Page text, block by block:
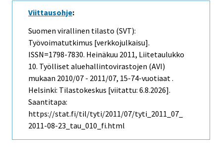
Viittausohje:
Suomen virallinen tilasto (SVT):
Työvoimatutkimus [verkkojulkaisu].
ISSN=1798-7830. Heinäkuu 2011, Liitetaulukko
10. Työlliset aluehallintovirastojen (AVI)
mukaan 2010/07 - 2011/07, 15-74-vuotiaat .
Helsinki: Tilastokeskus [viitattu: 6.8.2026].
Saantitapa:
https://stat.fi/til/tyti/2011/07/tyti_2011_07_
2011-08-23_tau_010_fi.html